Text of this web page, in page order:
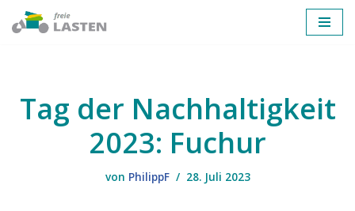
Tag der Nachhaltigkeit
2023: Fuchur
von PhilippF 28. Juli 2023